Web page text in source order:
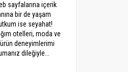
sayfalarına içerik
bir de yaşam
ise seyahat!
otelleri, moda ve
ürün deneyimlerimi
dileğiyle...